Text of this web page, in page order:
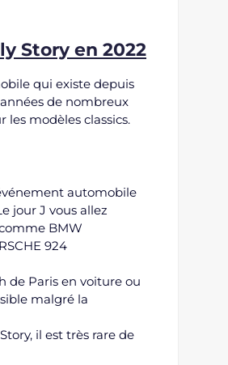
Story en 2022
qui existe depuis
de nombreux
les modèles classics.
automobile
jour J vous allez
BMW
924
de Paris en voiture ou
malgré la
il est très rare de